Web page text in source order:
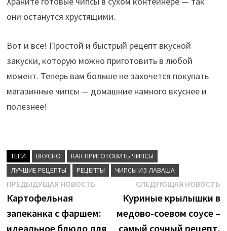
они останутся хрустящими.
Вот и все! Простой и быстрый рецепт вкусной
закуски, которую можно приготовить в любой
момент. Теперь вам больше не захочется покупать
магазинные чипсы — домашние намного вкуснее и
полезнее!
ТЕГИ ВКУСНО
КАК ПРИГОТОВИТЬ ЧИПСЫ
ЛУЧШИЕ РЕЦЕПТЫ
РЕЦЕПТЫ ЧИПСЫ ИЗ ЛАВАША
Навигация
по
записям
ПРЕДЫДУЩАЯ НОВОСТЬПредыдущая
новость:
Картофельная
запеканка с фаршем:
идеальное блюдо для
СЛЕДУЮЩАЯ НОВОСТЬ
Куриные крылышки в
медово-соевом соусе –
самый сочный рецепт,